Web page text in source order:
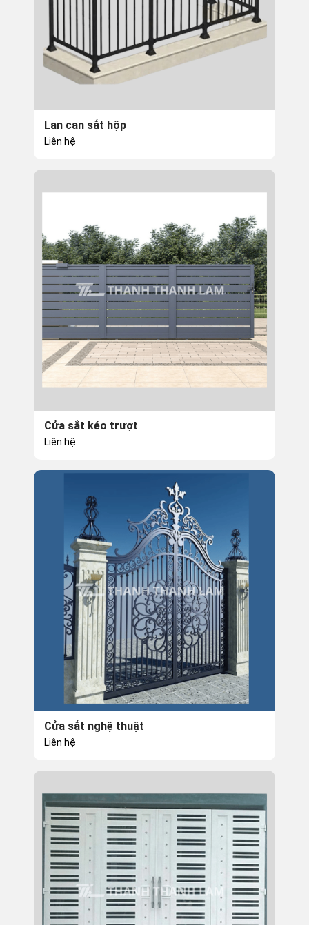
Lan can sắt hộp
Liên hệ
Cửa sắt kéo trượt
Liên hệ
Cửa sắt nghệ thuật
Liên hệ